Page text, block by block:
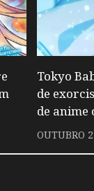
Tokyo
de
de
OUTUBRO